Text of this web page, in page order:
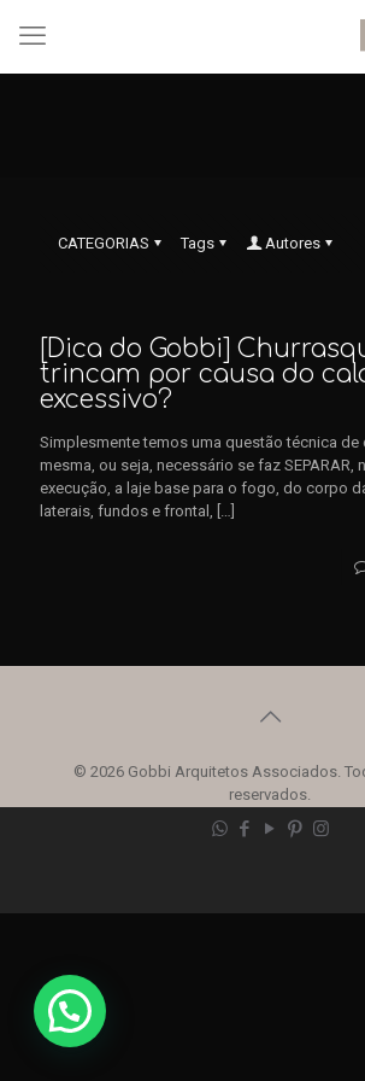
CATEGORIAS Tags Autores
[Dica do Gobbi]
trincam por causa do
excessivo?
Simplesmente temos uma questão técnica de
mesma, ou seja, necessário se faz SEPARAR,
execução, a laje base para o fogo, do corpo
laterais, fundos e frontal, […]
© 2026 Gobbi Arquitetos Associados.
reservados.